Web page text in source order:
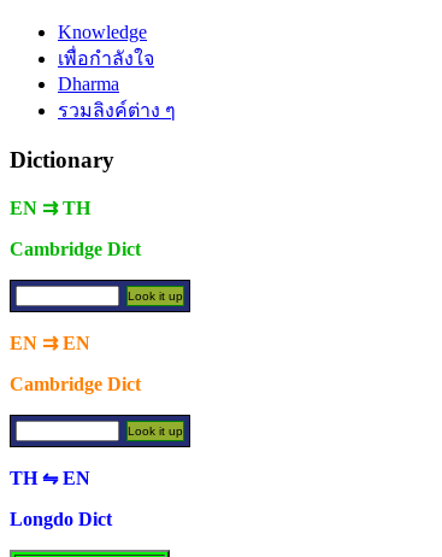
Knowledge
เพื่อกำลังใจ
Dharma
รวมลิงค์ต่าง ๆ
Dictionary
EN ⇉ TH
Cambridge Dict
EN ⇉ EN
Cambridge Dict
TH ⇋ EN
Longdo Dict